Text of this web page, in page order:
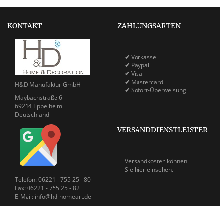
KONTAKT
H&D Manufaktur GmbH
Maybachstraße 6
69214 Eppelheim
Deutschland
Telefon: 06221 - 755 25 - 80
Fax: 06221 - 755 25 - 82
E-Mail: info@hd-homeart.de
ZAHLUNGSARTEN
✔ Vorkasse
✔ Paypal
✔ Visa
✔ Mastercard
✔ Sofort-Überweisung
VERSANDDIENSTLEISTER
Versandkosten können
Sie hier einsehen.